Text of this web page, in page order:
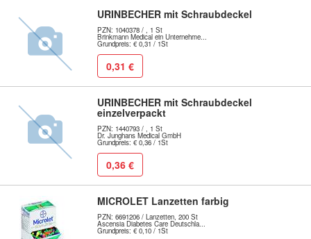
URINBECHER mit Schraubdeckel
PZN: 1040378 / , 1 St
Brinkmann Medical ein Unternehme...
Grundpreis: € 0,31 / 1St
0,31 €
URINBECHER mit Schraubdeckel
einzelverpackt
PZN: 1440793 / , 1 St
Dr. Junghans Medical GmbH
Grundpreis: € 0,36 / 1St
0,36 €
MICROLET Lanzetten farbig
PZN: 6691206 / Lanzetten, 200 St
Ascensia Diabetes Care Deutschla...
Grundpreis: € 0,10 / 1St